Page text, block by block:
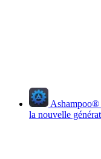
Ashampoo®
la nouvelle